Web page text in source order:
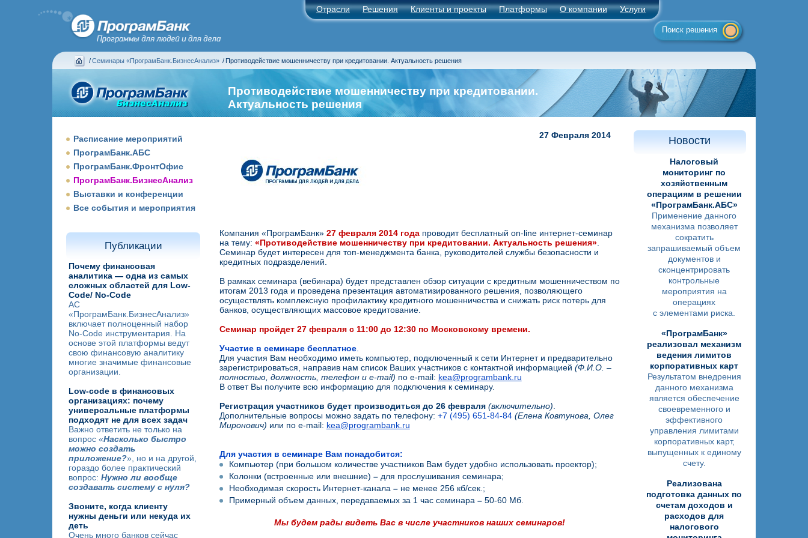
Поиск решения
Отрасли Решения Клиенты и проекты Платформы О компании Услуги
/Семинары «ПрограмБанк.БизнесАнализ» /Противодействие мошенничеству при кредитовании. Актуальность решения
Противодействие мошенничеству при кредитовании.
Актуальность решения
Расписание мероприятий
ПрограмБанк.АБС
ПрограмБанк.ФронтОфис
ПрограмБанк.БизнесАнализ
Выставки и конференции
Все события и мероприятия
Публикации
Почему финансовая
аналитика — одна из самых
сложных областей для Low-
Code/ No-Code
АС
«ПрограмБанк.БизнесАнализ»
включает полноценный набор
No-Code инструментария. На
основе этой платформы ведут
свою финансовую аналитику
многие значимые финансовые
организации.
Low-code в финансовых
организациях: почему
универсальные платформы
подходят не для всех задач
Важно ответить не только на
вопрос «Насколько быстро
можно создать
приложение?», но и на другой,
гораздо более практический
вопрос:Нужно ли вообще
создавать систему с нуля?
Звоните, когда клиенту
нужны деньги или некуда их
деть
Очень много банков сейчас
27 Февраля 2014
Компания «ПрограмБанк» 27 февраля 2014 годапроводит бесплатный on-line интернет-семинар
на тему: «Противодействие мошенничеству при кредитовании. Актуальность решения».
Семинар будет интересен для топ-менеджмента банка, руководителей службы безопасности и
кредитных подразделений.
В рамках семинара (вебинара) будет представлен обзор ситуации с кредитным мошенничеством по
итогам 2013 года и проведена презентация автоматизированного решения, позволяющего
осуществлять комплексную профилактику кредитного мошенничества и снижать риск потерь для
банков, осуществляющих массовое кредитование.
Семинар пройдет 27 февраля с 11:00 до 12:30 по Московскому времени.
Участие в семинаре бесплатное.
Для участия Вам необходимо иметь компьютер, подключенный к сети Интернет и предварительно
зарегистрироваться, направив нам список Ваших участников с контактной информацией (Ф.И.О. –
полностью, должность, телефон и e-mail) по e-mail: kea@programbank.ru
В ответ Вы получите всю информацию для подключения к семинару.
Регистрация участников будет производиться до 26 февраля (включительно)
Дополнительные вопросы можно задать по телефону: +7 (495) 651-84-84 (Елена Ковтунова, Олег
Миронович) или по e-mail: kea@programbank.ru
Для участия в семинаре Вам понадобится:
Компьютер (при большом количестве участников Вам будет удобно использовать проектор);
Колонки (встроенные или внешние) –для прослушивания семинара;
Необходимая скорость Интернет-канала –не менее 256 кб/сек.;
Примерный объем данных, передаваемых за 1 час семинара –50-60 Мб.
Мы будем рады видеть Вас в числе участников наших семинаров!
Новости
Налоговый
мониторинг по
хозяйственным
операциям в решении
«ПрограмБанк.АБС»
Применение данного
механизма позволяет
сократить
запрашиваемый объем
документов и
сконцентрировать
контрольные
мероприятия на
операциях
с элементами риска.
«ПрограмБанк»
реализовал механизм
ведения лимитов
корпоративных карт
Результатом внедрения
данного механизма
является обеспечение
своевременного и
эффективного
управления лимитами
корпоративных карт,
выпущенных к единому
счету.
Реализована
подготовка данных по
счетам доходов и
расходов для
налогового